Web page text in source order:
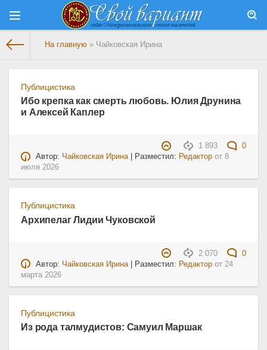
На главную » Чайковская Ирина
Публицистика
Ибо крепка как смерть любовь. Юлия Друнина
и Алексей Каплер
1 893
0
Автор: Чайковская Ирина| Разместил: Редактор от8
июля 2026
Публицистика
Архипелаг Лидии Чуковской
2 070
0
Автор: Чайковская Ирина| Разместил: Редактор от24
марта 2026
Публицистика
Из рода талмудистов: Самуил Маршак